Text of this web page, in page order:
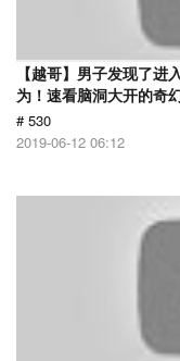
【越哥】男子发现了
为！速看脑洞大开的奇
# 530
2019-06-12 06:12